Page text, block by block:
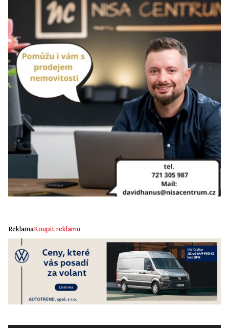
ReklamaKoupit reklamu